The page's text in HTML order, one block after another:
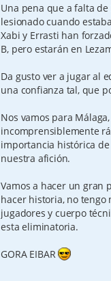
Una pena que a falta
lesionado cuando
Xabi y Errasti han
B, pero estarán en
Da gusto ver a jugar al
una confianza tal, que
Nos vamos para
incomprensiblemente
importancia histórica
nuestra afición.
Vamos a hacer un gran
hacer historia, no
jugadores y cuerpo
esta eliminatoria.
GORA EIBAR